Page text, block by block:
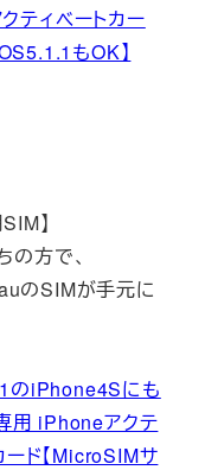
ティベートカー
もOK】
】
方で、
のSIMが手元に
のiPhone4Sにも
用 iPhoneアクテ
ード【MicroSIMサ